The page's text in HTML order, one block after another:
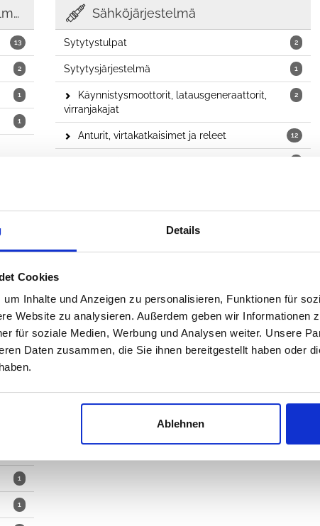
Details
Cookies
Inhalte und Anzeigen zu personalisieren, Funktionen für
Website zu analysieren. Außerdem geben wir Informationen
für soziale Medien, Werbung und Analysen weiter. Unsere
Daten zusammen, die Sie ihnen bereitgestellt haben oder
Ablehnen
13
2
1
1
Sähköjärjestelmä
2
Sytytystulpat
1
Sytytysjärjestelmä
2
Käynnistysmoottorit, latausgeneraattorit,
virranjakajat
12
Anturit, virtakatkaisimet ja releet
3
1
2
Lukkosylinterit ja lukot
1
Lukkosylinterit
1
1